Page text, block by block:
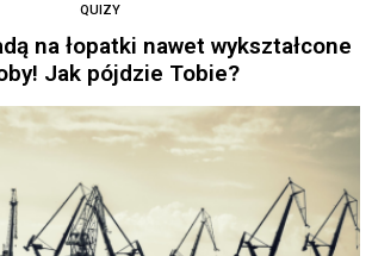
QUIZY
na łopatki nawet wykształcone
Jak pójdzie Tobie?